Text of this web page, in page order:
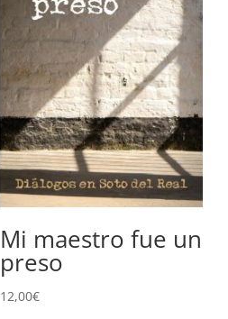
Mi maestro fue un
preso
12,00€